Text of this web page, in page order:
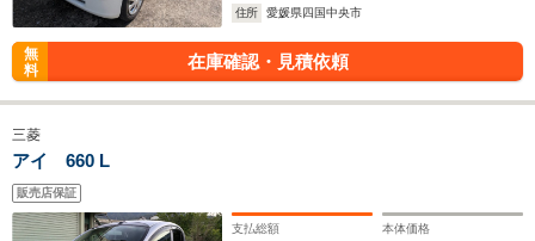
住所
愛媛県四国中央市
無
料
在庫確認・見積依頼
三菱
アイ 660 L
販売店保証
支払総額 本体価格